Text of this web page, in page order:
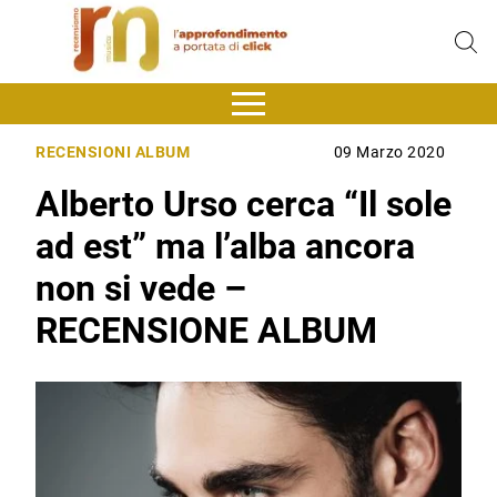
RECENSIONI ALBUM 09 Marzo 2020
Alberto Urso cerca “Il sole
ad est” ma l’alba ancora
non si vede –
RECENSIONE ALBUM